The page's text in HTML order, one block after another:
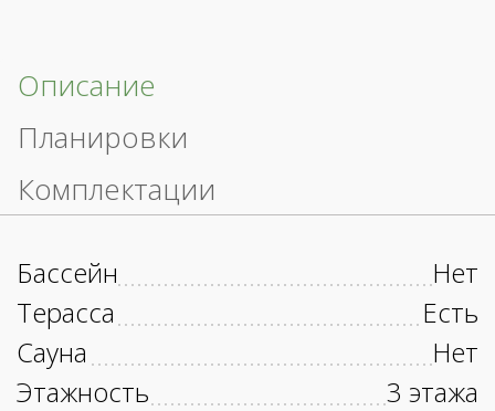
Описание
Планировки
Комплектации
Бассейн
Нет
Терасса
Есть
Сауна
Нет
Этажность
3 этажа